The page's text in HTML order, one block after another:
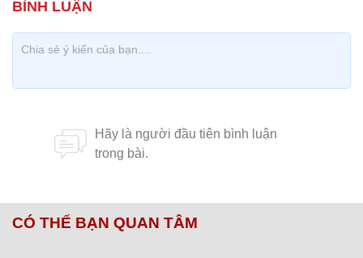
CÓ THỂ BẠN QUAN TÂM